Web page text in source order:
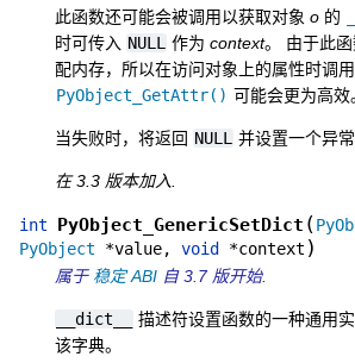
此函数还可能会被调用以获取对象 o 的
时可传入 NULL 作为 context。 由于此
配内存，所以在访问对象上的属性时调用
PyObject_GetAttr() 可能会更为高效
当失败时，将返回 NULL 并设置一个异常
在 3.3 版本加入.
int PyObject_GenericSetDict (
PyObject
*value, void *context )
属于 稳定 ABI 自 3.7 版开始.
__dict__
描述符设置函数的一种通用
该字典。